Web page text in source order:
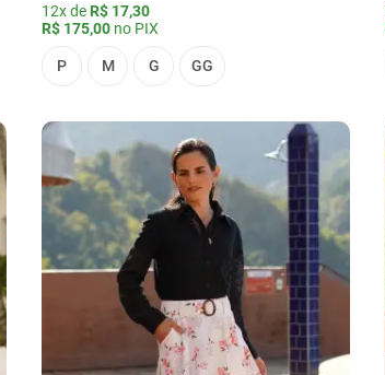
12x de R$ 17,30
R$ 175,00 no PIX
P M G GG